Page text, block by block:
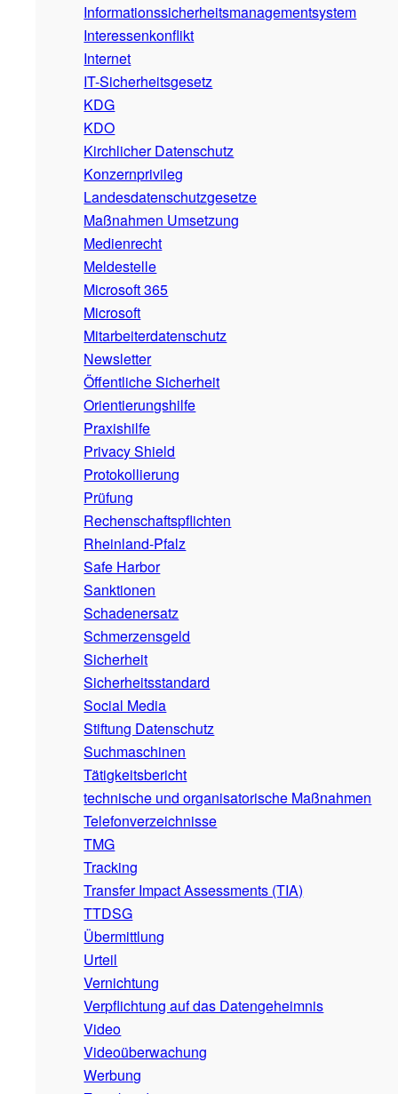
Informationssicherheitsmanagementsystem
Interessenkonflikt
Internet
IT-Sicherheitsgesetz
KDG
KDO
Kirchlicher Datenschutz
Konzernprivileg
Landesdatenschutzgesetze
Maßnahmen Umsetzung
Medienrecht
Meldestelle
Microsoft 365
Microsoft
Mitarbeiterdatenschutz
Newsletter
Öffentliche Sicherheit
Orientierungshilfe
Praxishilfe
Privacy Shield
Protokollierung
Prüfung
Rechenschaftspflichten
Rheinland-Pfalz
Safe Harbor
Sanktionen
Schadenersatz
Schmerzensgeld
Sicherheit
Sicherheitsstandard
Social Media
Stiftung Datenschutz
Suchmaschinen
Tätigkeitsbericht
technische und organisatorische Maßnahmen
Telefonverzeichnisse
TMG
Tracking
Transfer Impact Assessments (TIA)
TTDSG
Übermittlung
Urteil
Vernichtung
Verpflichtung auf das Datengeheimnis
Video
Videoüberwachung
Werbung